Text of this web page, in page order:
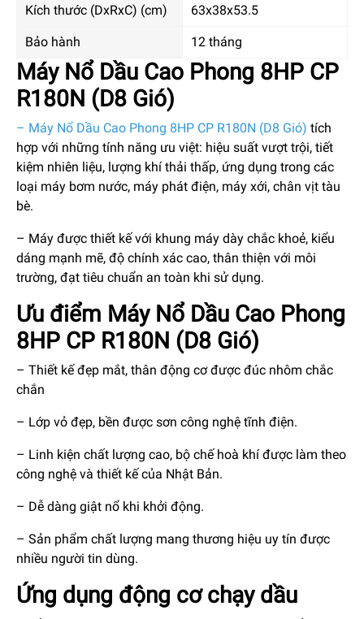
Kích thước (DxRxC) (cm) 63x38x53.5
Bảo hành 12 tháng
Máy Nổ Dầu Cao Phong 8HP CP
R180N (D8 Gió)
– Máy Nổ Dầu Cao Phong 8HP CP R180N (D8 Gió) tích
hợp với những tính năng ưu việt: hiệu suất vượt trội, tiết
kiệm nhiên liệu, lượng khí thải thấp, ứng dụng trong các
loại máy bơm nước, máy phát điện, máy xới, chân vịt tàu
bè.
– Máy được thiết kế với khung máy dày chắc khoẻ, kiểu
dáng mạnh mẽ, độ chính xác cao, thân thiện với môi
trường, đạt tiêu chuẩn an toàn khi sử dụng.
Ưu điểm Máy Nổ Dầu Cao Phong
8HP CP R180N (D8 Gió)
– Thiết kế đẹp mắt, thân động cơ được đúc nhôm chắc
chắn
– Lớp vỏ đẹp, bền được sơn công nghệ tĩnh điện.
– Linh kiện chất lượng cao, bộ chế hoà khí được làm theo
công nghệ và thiết kế của Nhật Bản.
– Dễ dàng giật nổ khi khởi động.
– Sản phẩm chất lượng mang thương hiệu uy tín được
nhiều người tin dùng.
Ứng dụng động cơ chạy dầu